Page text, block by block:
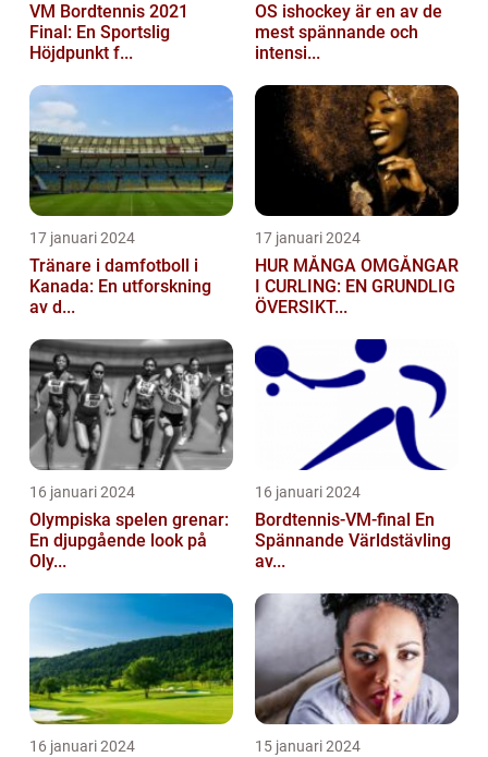
VM Bordtennis 2021
Final: En Sportslig
Höjdpunkt f...
OS ishockey är en av de
mest spännande och
intensi...
17 januari 2024
Tränare i damfotboll i
Kanada: En utforskning
av d...
17 januari 2024
HUR MÅNGA OMGÅNGAR
I CURLING: EN GRUNDLIG
ÖVERSIKT...
16 januari 2024
Olympiska spelen grenar:
En djupgående look på
Oly...
16 januari 2024
Bordtennis-VM-final En
Spännande Världstävling
av...
16 januari 2024 15 januari 2024